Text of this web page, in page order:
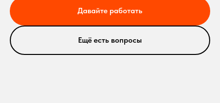
Давайте работать
Ещё есть вопросы